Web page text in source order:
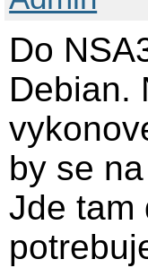
Do
Debian.
by se
Jde tam